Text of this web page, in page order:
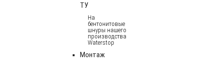
ТУ
На
бентонитовые
шнуры нашего
производства
Waterstop
Монтаж